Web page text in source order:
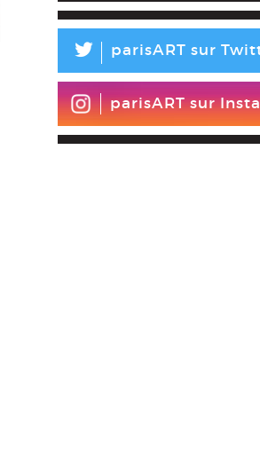
L parisART sur
parisART sur